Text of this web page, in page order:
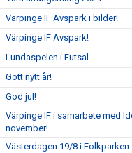
Värpinge IF Avspark i bilder!
Värpinge IF Avspark!
Lundaspelen i Futsal
Gott nytt år!
God jul!
Värpinge IF i samarbete med
november!
Västerdagen 19/8 i Folkparken